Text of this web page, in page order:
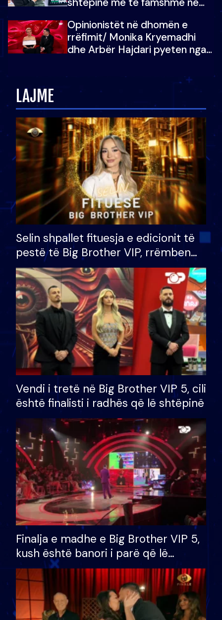
vajzën e tij
Opinionistët në dhomën e
rrëfimit/ Monika Kryemadhi
dhe Arbër Hajdari pyeten nga
zëvendësonit njëri-tjetrin?
LAJME
Selin shpallet fituesja e edicionit të
pestë të Big Brother VIP, rrëmben
çmimin e madh prej 100 mijë eurosh
Vendi i tretë në Big Brother VIP 5, cili
është finalisti i radhës që lë shtëpinë
Finalja e madhe e Big Brother VIP 5,
kush është banori i parë që lë
shtëpinë dhe humb mundësinë për
të fituar çmimin e madh